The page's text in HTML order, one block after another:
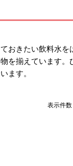
おきたい飲料水
を揃えています
ます。
表示件数